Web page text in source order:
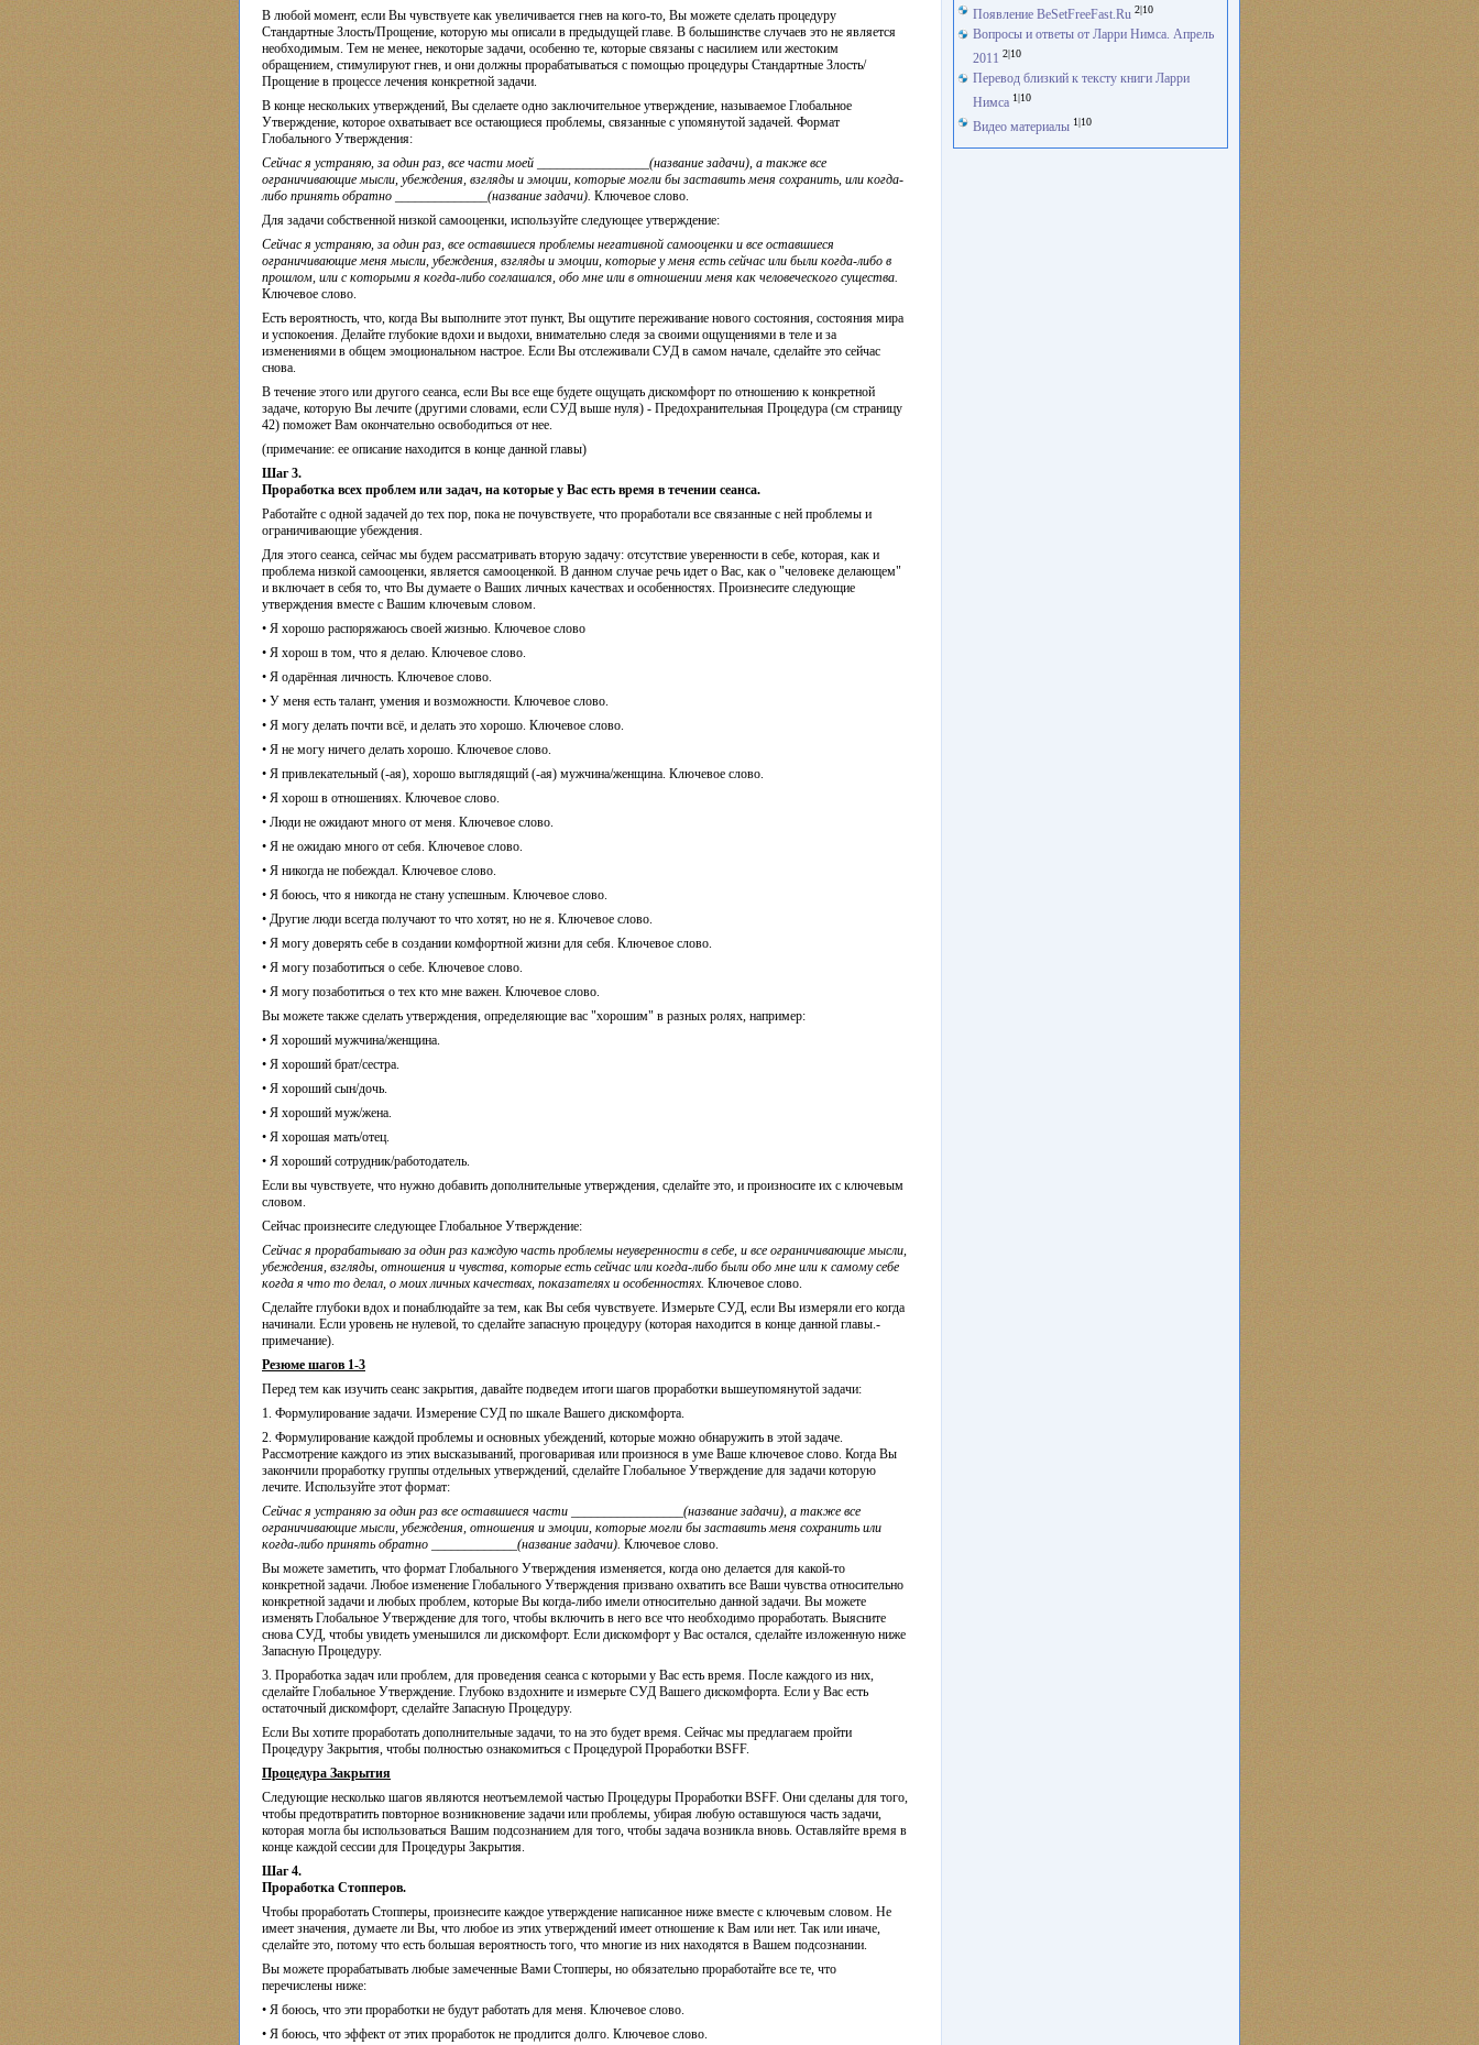
В любой момент, если Вы чувствуете как увеличивается гнев на кого-то, Вы можете сделать процедуру
Стандартные Злость/Прощение, которую мы описали в предыдущей главе. В большинстве случаев это не является
необходимым. Тем не менее, некоторые задачи, особенно те, которые связаны с насилием или жестоким
обращением, стимулируют гнев, и они должны прорабатываться с помощью процедуры Стандартные Злость/
Прощение в процессе лечения конкретной задачи.
В конце нескольких утверждений, Вы сделаете одно заключительное утверждение, называемое Глобальное
Утверждение, которое охватывает все остающиеся проблемы, связанные с упомянутой задачей. Формат
Глобального Утверждения:
Сейчас я устраняю, за один раз, все части моей _________________(название задачи), а также все
ограничивающие мысли, убеждения, взгляды и эмоции, которые могли бы заставить меня сохранить, или когда-
либо принять обратно ______________(название задачи). Ключевое слово.
Для задачи собственной низкой самооценки, используйте следующее утверждение:
Сейчас я устраняю, за один раз, все оставшиеся проблемы негативной самооценки и все оставшиеся
ограничивающие меня мысли, убеждения, взгляды и эмоции, которые у меня есть сейчас или были когда-либо в
прошлом, или с которыми я когда-либо соглашался, обо мне или в отношении меня как человеческого существа.
Ключевое слово.
Есть вероятность, что, когда Вы выполните этот пункт, Вы ощутите переживание нового состояния, состояния мира
и успокоения. Делайте глубокие вдохи и выдохи, внимательно следя за своими ощущениями в теле и за
изменениями в общем эмоциональном настрое. Если Вы отслеживали СУД в самом начале, сделайте это сейчас
снова.
В течение этого или другого сеанса, если Вы все еще будете ощущать дискомфорт по отношению к конкретной
задаче, которую Вы лечите (другими словами, если СУД выше нуля) - Предохранительная Процедура (см страницу
42) поможет Вам окончательно освободиться от нее.
(примечание: ее описание находится в конце данной главы)
Шаг 3.
Проработка всех проблем или задач, на которые у Вас есть время в течении сеанса.
Работайте с одной задачей до тех пор, пока не почувствуете, что проработали все связанные с ней проблемы и
ограничивающие убеждения.
Для этого сеанса, сейчас мы будем рассматривать вторую задачу: отсутствие уверенности в себе, которая, как и
проблема низкой самооценки, является самооценкой. В данном случае речь идет о Вас, как о "человеке делающем"
и включает в себя то, что Вы думаете о Ваших личных качествах и особенностях. Произнесите следующие
утверждения вместе с Вашим ключевым словом.
• Я хорошо распоряжаюсь своей жизнью. Ключевое слово
• Я хорош в том, что я делаю. Ключевое слово.
• Я одарённая личность. Ключевое слово.
• У меня есть талант, умения и возможности. Ключевое слово.
• Я могу делать почти всё, и делать это хорошо. Ключевое слово.
• Я не могу ничего делать хорошо. Ключевое слово.
• Я привлекательный (-ая), хорошо выглядящий (-ая) мужчина/женщина. Ключевое слово.
• Я хорош в отношениях. Ключевое слово.
• Люди не ожидают много от меня. Ключевое слово.
• Я не ожидаю много от себя. Ключевое слово.
• Я никогда не побеждал. Ключевое слово.
• Я боюсь, что я никогда не стану успешным. Ключевое слово.
• Другие люди всегда получают то что хотят, но не я. Ключевое слово.
• Я могу доверять себе в создании комфортной жизни для себя. Ключевое слово.
• Я могу позаботиться о себе. Ключевое слово.
• Я могу позаботиться о тех кто мне важен. Ключевое слово.
Вы можете также сделать утверждения, определяющие вас "хорошим" в разных ролях, например:
• Я хороший мужчина/женщина.
• Я хороший брат/сестра.
• Я хороший сын/дочь.
• Я хороший муж/жена.
• Я хорошая мать/отец.
• Я хороший сотрудник/работодатель.
Если вы чувствуете, что нужно добавить дополнительные утверждения, сделайте это, и произносите их с ключевым
словом.
Сейчас произнесите следующее Глобальное Утверждение:
Сейчас я прорабатываю за один раз каждую часть проблемы неуверенности в себе, и все ограничивающие мысли,
убеждения, взгляды, отношения и чувства, которые есть сейчас или когда-либо были обо мне или к самому себе
когда я что то делал, о моих личных качествах, показателях и особенностях. Ключевое слово.
Сделайте глубоки вдох и понаблюдайте за тем, как Вы себя чувствуете. Измерьте СУД, если Вы измеряли его когда
начинали. Если уровень не нулевой, то сделайте запасную процедуру (которая находится в конце данной главы.-
примечание).
Резюме шагов 1-3
Перед тем как изучить сеанс закрытия, давайте подведем итоги шагов проработки вышеупомянутой задачи:
1. Формулирование задачи. Измерение СУД по шкале Вашего дискомфорта.
2. Формулирование каждой проблемы и основных убеждений, которые можно обнаружить в этой задаче.
Рассмотрение каждого из этих высказываний, проговаривая или произнося в уме Ваше ключевое слово. Когда Вы
закончили проработку группы отдельных утверждений, сделайте Глобальное Утверждение для задачи которую
лечите. Используйте этот формат:
Сейчас я устраняю за один раз все оставшиеся части _________________(название задачи), а также все
ограничивающие мысли, убеждения, отношения и эмоции, которые могли бы заставить меня сохранить или
когда-либо принять обратно _____________(название задачи). Ключевое слово.
Вы можете заметить, что формат Глобального Утверждения изменяется, когда оно делается для какой-то
конкретной задачи. Любое изменение Глобального Утверждения призвано охватить все Ваши чувства относительно
конкретной задачи и любых проблем, которые Вы когда-либо имели относительно данной задачи. Вы можете
изменять Глобальное Утверждение для того, чтобы включить в него все что необходимо проработать. Выясните
снова СУД, чтобы увидеть уменьшился ли дискомфорт. Если дискомфорт у Вас остался, сделайте изложенную ниже
Запасную Процедуру.
3. Проработка задач или проблем, для проведения сеанса с которыми у Вас есть время. После каждого из них,
сделайте Глобальное Утверждение. Глубоко вздохните и измерьте СУД Вашего дискомфорта. Если у Вас есть
остаточный дискомфорт, сделайте Запасную Процедуру.
Если Вы хотите проработать дополнительные задачи, то на это будет время. Сейчас мы предлагаем пройти
Процедуру Закрытия, чтобы полностью ознакомиться с Процедурой Проработки BSFF.
Процедура Закрытия
Следующие несколько шагов являются неотъемлемой частью Процедуры Проработки BSFF. Они сделаны для того,
чтобы предотвратить повторное возникновение задачи или проблемы, убирая любую оставшуюся часть задачи,
которая могла бы использоваться Вашим подсознанием для того, чтобы задача возникла вновь. Оставляйте время в
конце каждой сессии для Процедуры Закрытия.
Шаг 4.
Проработка Стопперов.
Чтобы проработать Стопперы, произнесите каждое утверждение написанное ниже вместе с ключевым словом. Не
имеет значения, думаете ли Вы, что любое из этих утверждений имеет отношение к Вам или нет. Так или иначе,
сделайте это, потому что есть большая вероятность того, что многие из них находятся в Вашем подсознании.
Вы можете прорабатывать любые замеченные Вами Стопперы, но обязательно проработайте все те, что
перечислены ниже:
• Я боюсь, что эти проработки не будут работать для меня. Ключевое слово.
• Я боюсь, что эффект от этих проработок не продлится долго. Ключевое слово.
Появление BeSetFreeFast.Ru 2|10
Вопросы и ответы от Ларри Нимса. Апрель
2011 2|10
Перевод близкий к тексту книги Ларри
Нимса 1|10
Видео материалы 1|10